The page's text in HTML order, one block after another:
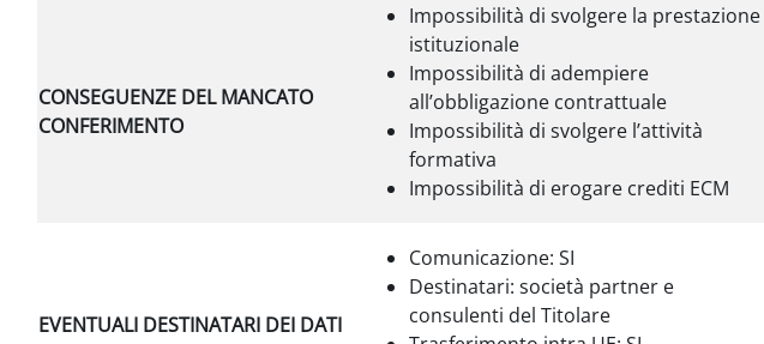
CONSEGUENZE DEL MANCATO
CONFERIMENTO
Impossibilità di svolgere la prestazione
istituzionale
Impossibilità di adempiere
all’obbligazione contrattuale
Impossibilità di svolgere l’attività
formativa
Impossibilità di erogare crediti ECM
EVENTUALI DESTINATARI DEI DATI
Comunicazione: SI
Destinatari: società partner e
consulenti del Titolare